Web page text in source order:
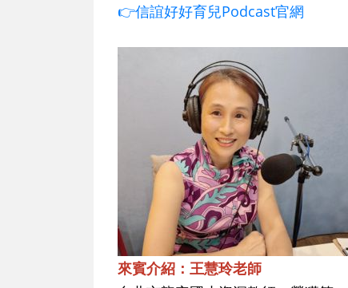
👉信誼好好育兒Podcast官網
來賓介紹：王慧玲老師